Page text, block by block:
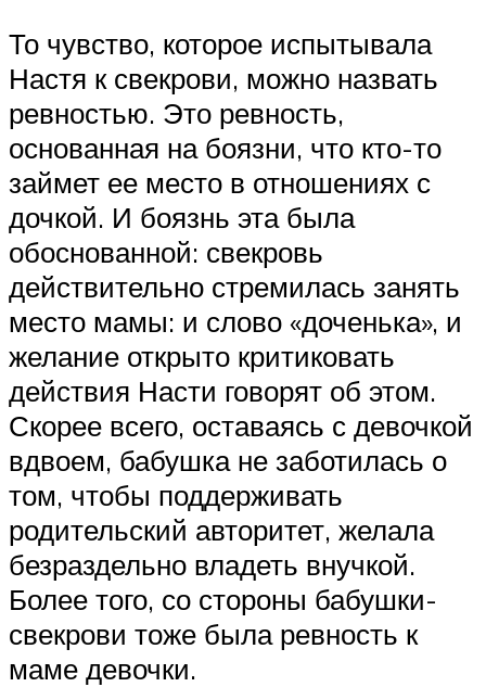
То чувство, которое испытывала
Настя к свекрови, можно назвать
ревностью. Это ревность,
основанная на боязни, что кто-то
займет ее место в отношениях с
дочкой. И боязнь эта была
обоснованной: свекровь
действительно стремилась занять
место мамы: и слово «доченька», и
желание открыто критиковать
действия Насти говорят об этом.
Скорее всего, оставаясь с девочкой
вдвоем, бабушка не заботилась о
том, чтобы поддерживать
родительский авторитет, желала
безраздельно владеть внучкой.
Более того, со стороны бабушки-
свекрови тоже была ревность к
маме девочки.